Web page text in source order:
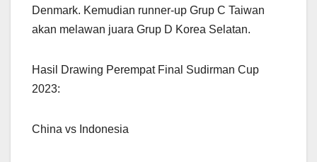
Denmark. Kemudian runner-up Grup C Taiwan
akan melawan juara Grup D Korea Selatan.
Hasil Drawing Perempat Final Sudirman Cup
2023:
China vs Indonesia